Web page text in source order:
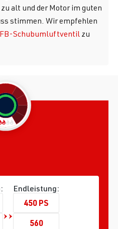
alt und der Motor im guten
stimmen. Wir empfehlen
Schubumluftventil zu
Endleistung:
450 PS
560